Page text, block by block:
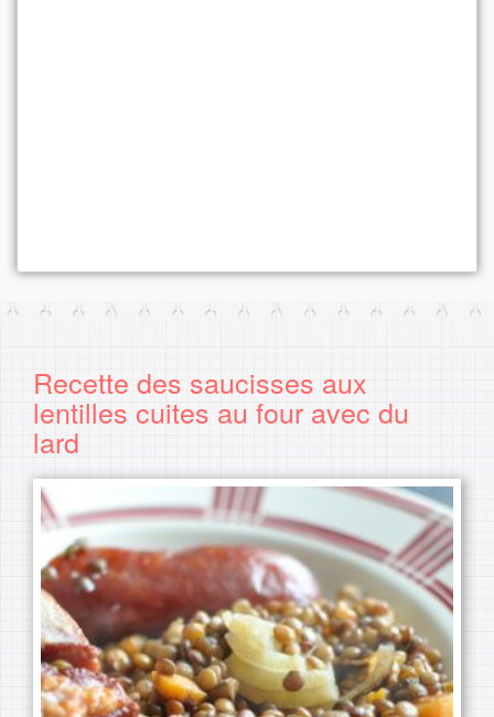
Recette des saucisses aux
lentilles cuites au four avec du
lard